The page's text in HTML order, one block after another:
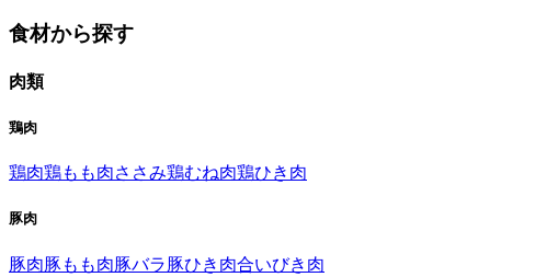
食材から探す
肉類
鶏肉
鶏肉鶏もも肉ささみ鶏むね肉鶏ひき肉
豚肉
豚肉豚もも肉豚バラ豚ひき肉合いびき肉